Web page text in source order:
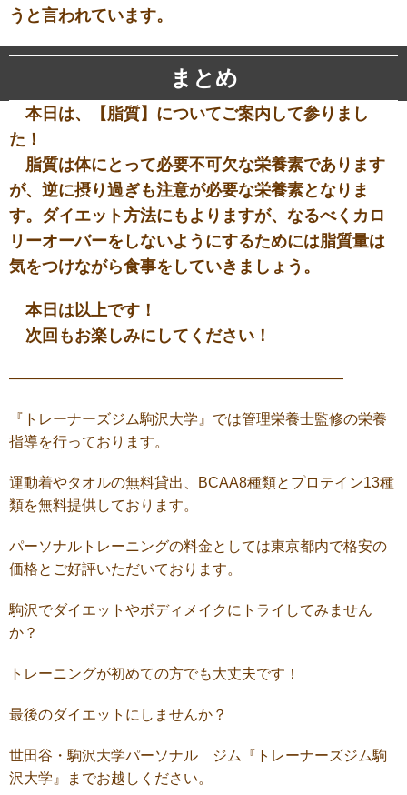
うと言われています。
まとめ
本日は、【脂質】についてご案内して参りまし
た！
脂質は体にとって必要不可欠な栄養素であります
が、逆に摂り過ぎも注意が必要な栄養素となりま
す。ダイエット方法にもよりますが、なるべくカロ
リーオーバーをしないようにするためには脂質量は
気をつけながら食事をしていきましょう。
本日は以上です！
次回もお楽しみにしてください！
———————————————————————
『トレーナーズジム駒沢大学』では管理栄養士監修の栄養
指導を行っております。
運動着やタオルの無料貸出、BCAA8種類とプロテイン13種
類を無料提供しております。
パーソナルトレーニングの料金としては東京都内で格安の
価格とご好評いただいております。
駒沢でダイエットやボディメイクにトライしてみません
か？
トレーニングが初めての方でも大丈夫です！
最後のダイエットにしませんか？
世田谷・駒沢大学パーソナル ジム『トレーナーズジム駒
沢大学』までお越しください。